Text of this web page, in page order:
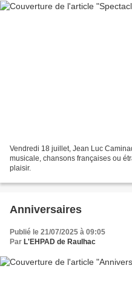
Vendredi 18 juillet, Jean Luc
musicale, chansons françaises ou
plaisir.
Anniversaires
Publié le 21/07/2025 à 09:05
Par L'EHPAD de Raulhac